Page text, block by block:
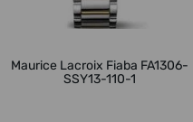
Maurice Lacroix Fiaba FA1306-
SSY13-110-1